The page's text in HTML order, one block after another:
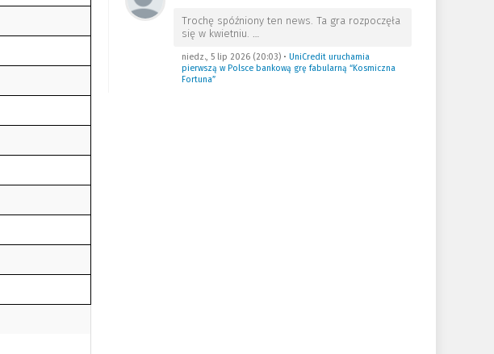
Trochę spóźniony ten news. Ta gra rozpoczęła
się w kwietniu. …
niedz., 5 lip 2026 (20:03)• UniCredit uruchamia
pierwszą w Polsce bankową grę fabularną “Kosmiczna
Fortuna”